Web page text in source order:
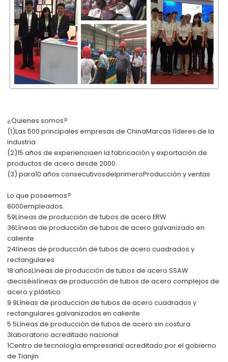
¿Quienes somos?
(1)Las 500 principales empresas de ChinaMarcas líderes de la
industria
(2)15 años de experienciaen la fabricación y exportación de
productos de acero desde 2000.
(3) para10 años consecutivosdelprimeroProducción y ventas
Lo que poseemos?
8000empleados.
59Líneas de producción de tubos de acero ERW
36Líneas de producción de tubos de acero galvanizado en
caliente
24líneas de producción de tubos de acero cuadrados y
rectangulares
18 añosLíneas de producción de tubos de acero SSAW
dieciséislíneas de producción de tubos de acero complejos de
acero y plástico
9 9Líneas de producción de tubos de acero cuadrados y
rectangulares galvanizados en caliente
5 5Líneas de producción de tubos de acero sin costura.
3laboratorio acreditado nacional
1Centro de tecnología empresarial acreditado por el gobierno
de Tianjin